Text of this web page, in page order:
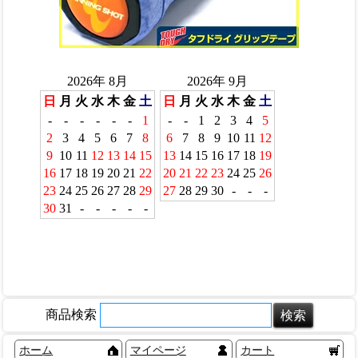
商品検索
ホーム マイページ カート